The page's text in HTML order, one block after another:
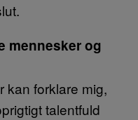
mennesker og
kan forklare mig,
talentfuld